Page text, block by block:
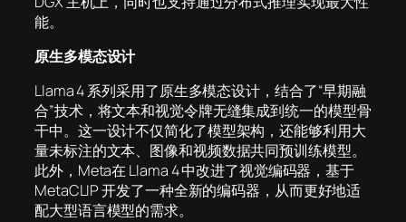
能。
原生多模态设计
Llama 4 系列采用了原生多模态设计，结合了“早期融
合”技术，将文本和视觉令牌无缝集成到统一的模型骨
干中。这一设计不仅简化了模型架构，还能够利用大
量未标注的文本、图像和视频数据共同预训练模型。
此外，Meta在 Llama 4 中改进了视觉编码器，基于
MetaCLIP 开发了一种全新的编码器，从而更好地适
配大型语言模型的需求。